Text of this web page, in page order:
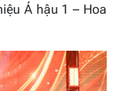
Á hậu 1 – Hoa